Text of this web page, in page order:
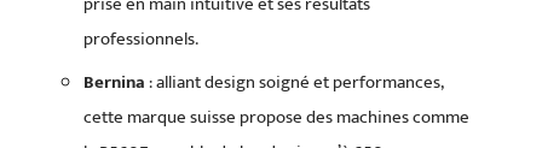
professionnels.
Bernina: alliant design soigné et performances,
cette marque suisse propose des machines comme